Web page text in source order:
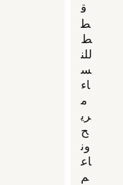
ق
ط
ط
للن
س
اء
م
ري
ح
ون
اع
م